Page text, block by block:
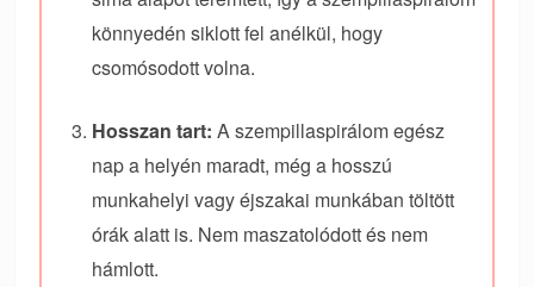
könnyedén siklott fel anélkül, hogy
csomósodott volna.
Hosszan tart: A szempillaspirálom egész
nap a helyén maradt, még a hosszú
munkahelyi vagy éjszakai munkában töltött
órák alatt is. Nem maszatolódott és nem
hámlott.